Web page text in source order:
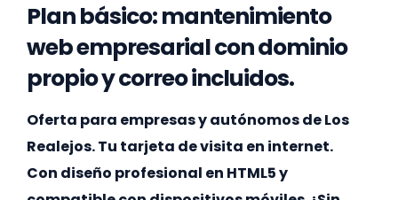
Plan básico: mantenimiento
web empresarial con dominio
propio y correo incluidos.
Oferta para empresas y autónomos de Los
Realejos. Tu tarjeta de visita en internet.
Con diseño profesional en HTML5 y